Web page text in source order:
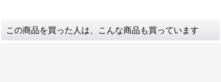
この商品を買った人は、こんな商品も買っています